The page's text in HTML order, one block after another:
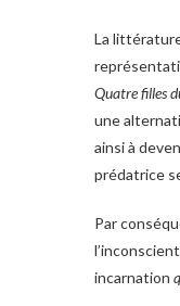
La
Quatre filles
une
ainsi à
prédatrice
Par
incarnation